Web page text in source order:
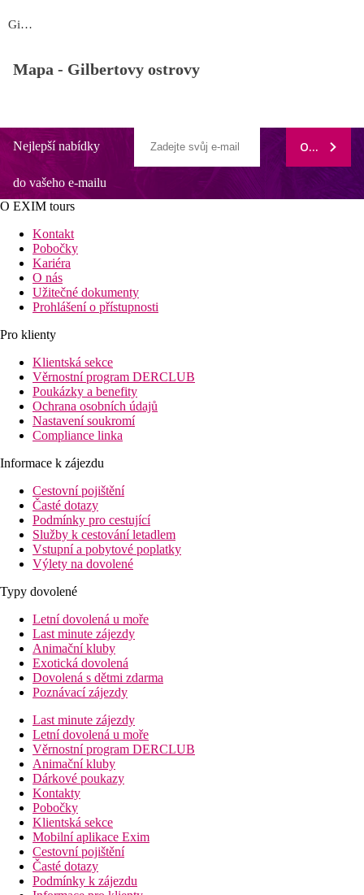
Gilbertovy ostrovy
Mapa - Gilbertovy ostrovy
Nejlepší nabídky
do vašeho e-mailu
ODEBÍRAT
O EXIM tours
Kontakt
Pobočky
Kariéra
O nás
Užitečné dokumenty
Prohlášení o přístupnosti
Pro klienty
Klientská sekce
Věrnostní program DERCLUB
Poukázky a benefity
Ochrana osobních údajů
Nastavení soukromí
Compliance linka
Informace k zájezdu
Cestovní pojištění
Časté dotazy
Podmínky pro cestující
Služby k cestování letadlem
Vstupní a pobytové poplatky
Výlety na dovolené
Typy dovolené
Letní dovolená u moře
Last minute zájezdy
Animační kluby
Exotická dovolená
Dovolená s dětmi zdarma
Poznávací zájezdy
Last minute zájezdy
Letní dovolená u moře
Věrnostní program DERCLUB
Animační kluby
Dárkové poukazy
Kontakty
Pobočky
Klientská sekce
Mobilní aplikace Exim
Cestovní pojištění
Časté dotazy
Podmínky k zájezdu